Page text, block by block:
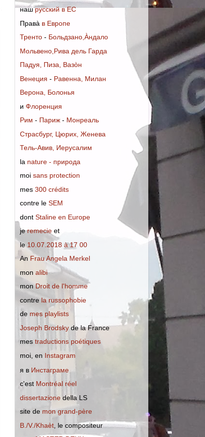
нашрусский в ЕС
Правà в Европе
Тренто - Больдзано,Àндало
Мольвено,Рива дель Гарда
Падуя, Пиза, Вазòн
Венеция - Равенна, Mилан
Верона, Болонья
и Флоренция
Рим - Париж - Монреаль
Страсбург, Цюрих, Женева
Тель-Авив, Иерусалим
la nature - природа
moi sans protection
mes 300 crédits
contre le SEM
dont Staline en Europe
jeremecie et
le 10.07.2018 à 17 00
An Frau Angela Merkel
mon alibi
monDroit de l'homme
сontre la russophobie
de mes playlists
Joseph Brodsky de la France
mes traductions poétiques
moi, en
Instagram
я в Инстаграме
c'est Montréal réel
dissertazione della LS
site de mon grand-père
B./V./Khaèt , le compositeur